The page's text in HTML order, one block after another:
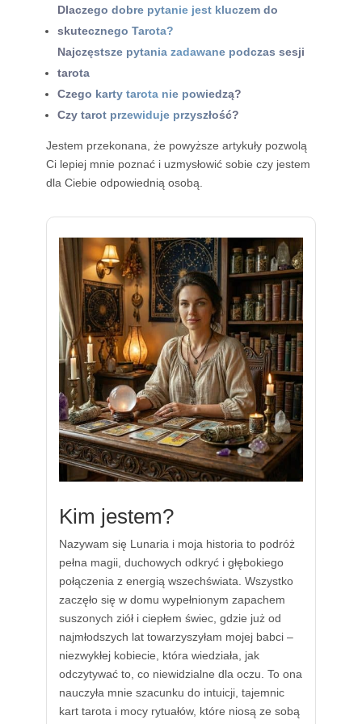
Dlaczego dobre pytanie jest kluczem do
skutecznego Tarota?
Najczęstsze pytania zadawane podczas sesji
tarota
Czego karty tarota nie powiedzą?
Czy tarot przewiduje przyszłość?
Jestem przekonana, że powyższe artykuły pozwolą
Ci lepiej mnie poznać i uzmysłowić sobie czy jestem
dla Ciebie odpowiednią osobą.
Kim jestem?
Nazywam się Lunaria i moja historia to podróż
pełna magii, duchowych odkryć i głębokiego
połączenia z energią wszechświata. Wszystko
zaczęło się w domu wypełnionym zapachem
suszonych ziół i ciepłem świec, gdzie już od
najmłodszych lat towarzyszyłam mojej babci –
niezwykłej kobiecie, która wiedziała, jak
odczytywać to, co niewidzialne dla oczu. To ona
nauczyła mnie szacunku do intuicji, tajemnic
kart tarota i mocy rytuałów, które niosą ze sobą